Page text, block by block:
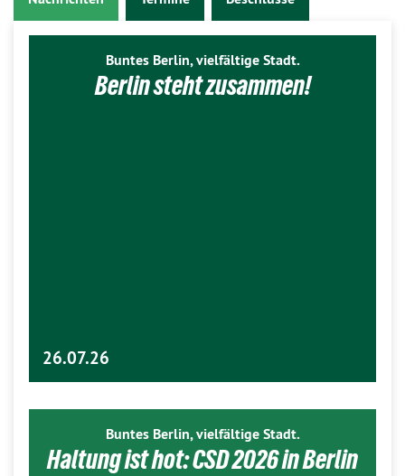
Buntes Berlin, vielfältige Stadt.
Berlin steht zusammen!
26.07.26
Buntes Berlin, vielfältige Stadt.
Haltung ist hot: CSD 2026 in Berlin